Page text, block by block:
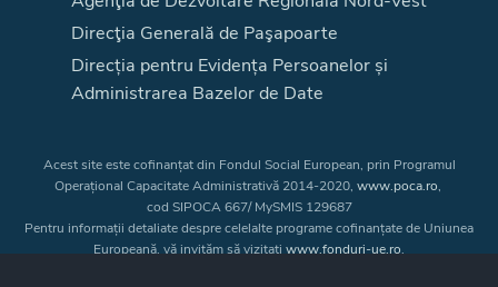
Direcţia Generală de Paşapoarte
Direcția pentru Evidența Persoanelor și
Administrarea Bazelor de Date
Acest site este cofinanțat din Fondul Social European, prin Programul
Operațional Capacitate Administrativă 2014-2020, www.poca.ro,
cod SIPOCA 667/ MySMIS 129687
Pentru informații detaliate despre celelalte programe cofinanțate de Uniunea
Europeană, vă invităm să vizitați www.fonduri-ue.ro.